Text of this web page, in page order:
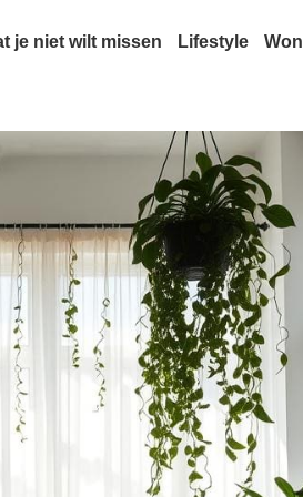
je niet wilt missen Lifestyle